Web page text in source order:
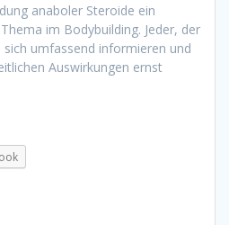
anaboler Steroide ein
im Bodybuilding. Jeder, der
umfassend informieren und
Auswirkungen ernst